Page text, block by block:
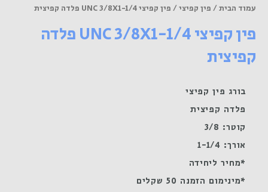
3/8X1-
1/4
פלדה
עמוד הבית/ פין קפיצי/ פין קפיצי UNC 3/8X1-1/4 פלדה קפיצית
פין קפיצי UNC 3/8X1-1/4 פלדה
קפיצית
בורג פין קפיצי
פלדה קפיצית
קוטר: 3/8
אורך: 1-1/4
*מחיר ליחידה
*מינימום הזמנה 50 שקלים